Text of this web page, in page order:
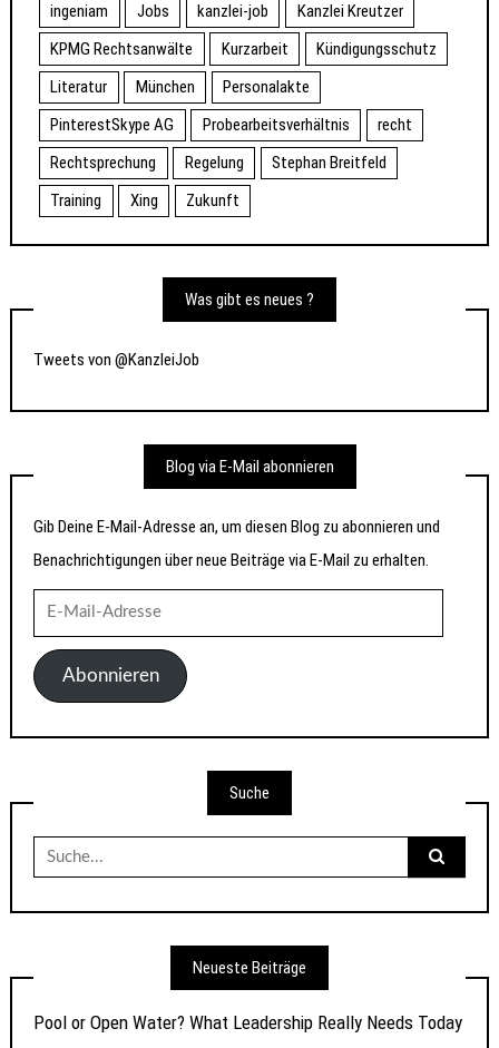
ingeniam Jobs kanzlei-job
Kanzlei Kreutzer
KPMG Rechtsanwälte
Kurzarbeit
Kündigungsschutz
Literatur
München
Personalakte
PinterestSkype AG
Probearbeitsverhältnis
recht
Rechtsprechung
Regelung
Stephan Breitfeld
Training
Xing Zukunft
Was gibt es neues ?
Tweets von @KanzleiJob
Blog via E-Mail abonnieren
Gib Deine E-Mail-Adresse an, um diesen Blog zu abonnieren und
Benachrichtigungen über neue Beiträge via E-Mail zu erhalten.
Mail-
AdresseAbonnieren
Suche
Suche
nach:
Neueste Beiträge
Pool or Open Water? What Leadership Really Needs Today